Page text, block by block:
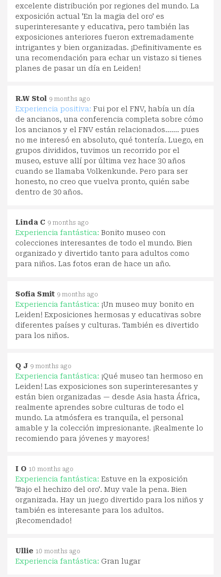
excelente distribución por regiones del mundo. La
exposición actual 'En la magia del oro' es
superinteresante y educativa, pero también las
exposiciones anteriores fueron extremadamente
intrigantes y bien organizadas. ¡Definitivamente es
una recomendación para echar un vistazo si tienes
planes de pasar un día en Leiden!
R.W Stol 9 months ago
Experiencia positiva: Fui por el FNV, había un día
de ancianos, una conferencia completa sobre cómo
los ancianos y el FNV están relacionados....... pues
no me interesó en absoluto, qué tontería. Luego, en
grupos divididos, tuvimos un recorrido por el
museo, estuve allí por última vez hace 30 años
cuando se llamaba Volkenkunde. Pero para ser
honesto, no creo que vuelva pronto, quién sabe
dentro de 30 años.
Linda C 9 months ago
Experiencia fantástica: Bonito museo con
colecciones interesantes de todo el mundo. Bien
organizado y divertido tanto para adultos como
para niños. Las fotos eran de hace un año.
Sofia Smit 9 months ago
Experiencia fantástica: ¡Un museo muy bonito en
Leiden! Exposiciones hermosas y educativas sobre
diferentes países y culturas. También es divertido
para los niños.
Q J 9 months ago
Experiencia fantástica: ¡Qué museo tan hermoso en
Leiden! Las exposiciones son superinteresantes y
están bien organizadas — desde Asia hasta África,
realmente aprendes sobre culturas de todo el
mundo. La atmósfera es tranquila, el personal
amable y la colección impresionante. ¡Realmente lo
recomiendo para jóvenes y mayores!
I O 10 months ago
Experiencia fantástica: Estuve en la exposición
'Bajo el hechizo del oro'. Muy vale la pena. Bien
organizada. Hay un juego divertido para los niños y
también es interesante para los adultos.
¡Recomendado!
Ullie 10 months ago
Experiencia fantástica: Gran lugar